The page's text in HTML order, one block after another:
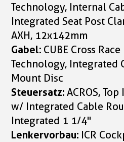
Technology, Internal
Integrated Seat Post
AXH, 12x142mm
Gabel: CUBE Cross
Technology, Integrated
Mount Disc
Steuersatz:ACROS,
w/ Integrated Cable
Integrated 1 1/4"
Lenkervorbau: ICR